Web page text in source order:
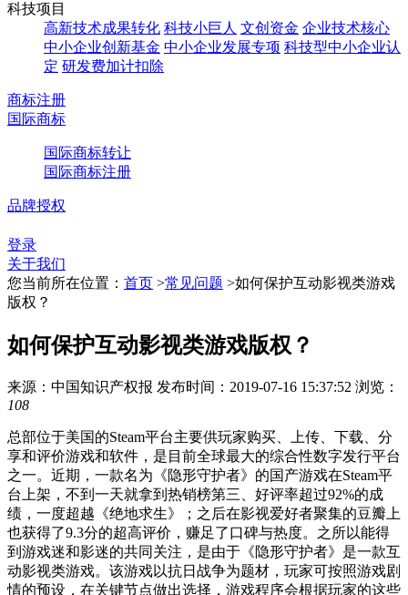
科技项目
高新技术成果转化 科技小巨人 文创资金 企业技术核心
中小企业创新基金 中小企业发展专项 科技型中小企业认
定 研发费加计扣除
商标注册
国际商标
国际商标转让
国际商标注册
品牌授权
登录
关于我们
您当前所在位置： 首页 >常见问题 >如何保护互动影视类游戏
版权？
如何保护互动影视类游戏版权？
来源：中国知识产权报 发布时间：2019-07-16 15:37:52 浏览：
108
总部位于美国的Steam平台主要供玩家购买、上传、下载、分
享和评价游戏和软件，是目前全球最大的综合性数字发行平台
之一。近期，一款名为《隐形守护者》的国产游戏在Steam平
台上架，不到一天就拿到热销榜第三、好评率超过92%的成
绩，一度超越《绝地求生》；之后在影视爱好者聚集的豆瓣上
也获得了9.3分的超高评价，赚足了口碑与热度。之所以能得
到游戏迷和影迷的共同关注，是由于《隐形守护者》是一款互
动影视类游戏。该游戏以抗日战争为题材，玩家可按照游戏剧
情的预设，在关键节点做出选择，游戏程序会根据玩家的这些